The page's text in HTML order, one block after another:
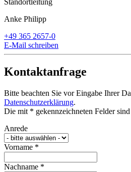
Standortleitung
Anke Philipp
+49 365 2657-0
E-Mail schreiben
Kontaktanfrage
Bitte beachten Sie vor Eingabe Ihrer
Datenschutzerklärung.
Die mit * gekennzeichneten Felder
Anrede
Vorname *
Nachname *